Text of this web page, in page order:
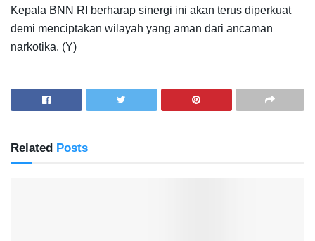
Kepala BNN RI berharap sinergi ini akan terus diperkuat
demi menciptakan wilayah yang aman dari ancaman
narkotika. (Y)
Related Posts